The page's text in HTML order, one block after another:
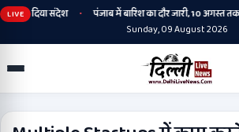
LIVE
का दिया संदेश • पंजाब में बारिश का दौर जारी, 10 अगस्त तक
Sunday, 09 August 2026